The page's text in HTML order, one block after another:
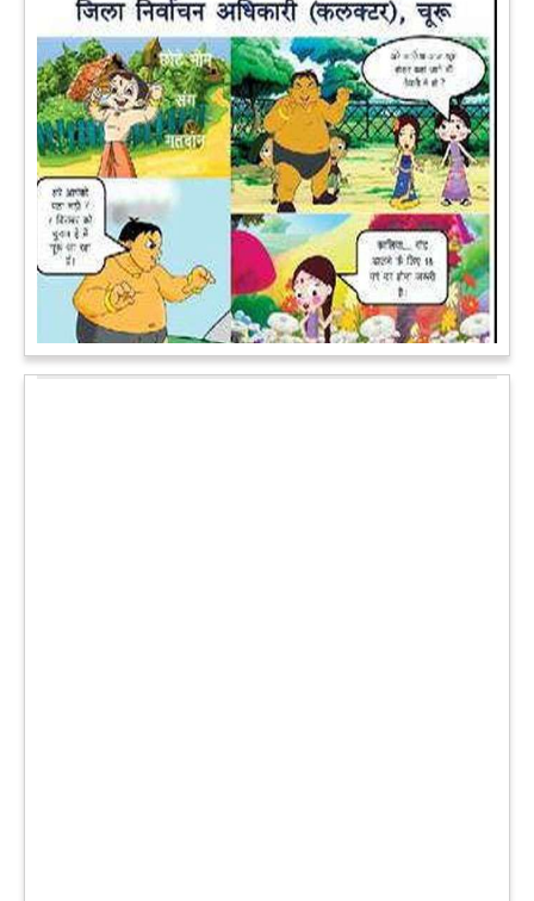
पेट पकड़ कर हंसने पर मजबूर हो जायेंगे आप जानवरों की ये अदाएं देखकर
कल्पना कीजिये उस दृश्य की, जिसमें कोई गिलहरी किसी मेंढक के साथ
लिप-लॉक कर रही हो। गिलहरी झूला झूल रही हो।आगे पढ़ें